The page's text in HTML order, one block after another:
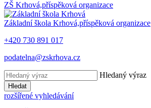
ZŠ Krhová,příspěková organizace
Základní škola Krhová,příspěková organizace
+420 730 891 017
podatelna@zskrhova.cz
Hledaný výraz
Hledat
rozšířené vyhledávání